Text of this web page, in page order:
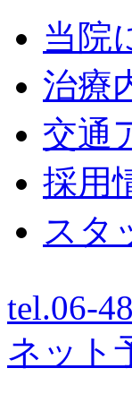
当院
治療
交通
採用
スタ
tel.06-
ネット